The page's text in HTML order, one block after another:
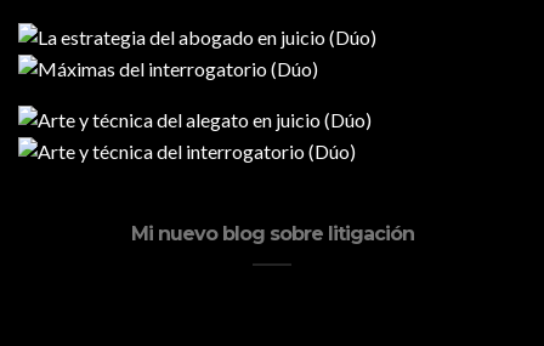
Mi nuevo blog sobre litigación